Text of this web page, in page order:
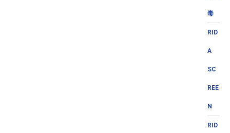
毒
RID
A
SC
REE
N
RID